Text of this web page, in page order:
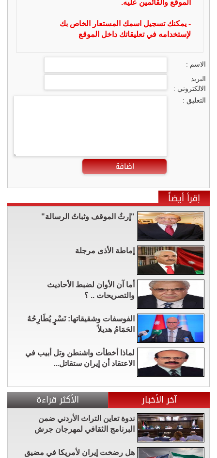
الموقع والقائمين عليه.
- يمكنك تسجيل اسمك المستعار الخاص بك
لإستخدامه في تعليقاتك داخل الموقع
الاسم :
البريد
الالكتروني :
التعليق :
اضافة
إقرأ أيضاً
"إرثُ الموقف وثباتُ الرسالة"
إماطة الأذى مرجلة
أما آن الأوان لضبط الأحاديث
والتصريحات .. ؟
الفوسفات وشقيقاتها: نَسْرٍ يُطَارِحُهُ
الحَمَامُ هديلاً
لماذا أخطأت واشنطن وتل أبيب في
الاعتقاد أن إيران ستقاتل...
آخر الأخبار الأكثر قراءة
ندوة تعاين التراث الأردني ضمن
البرنامج الثقافي لمهرجان جرش
هل رضخت إيران لأمريكا في مضيق